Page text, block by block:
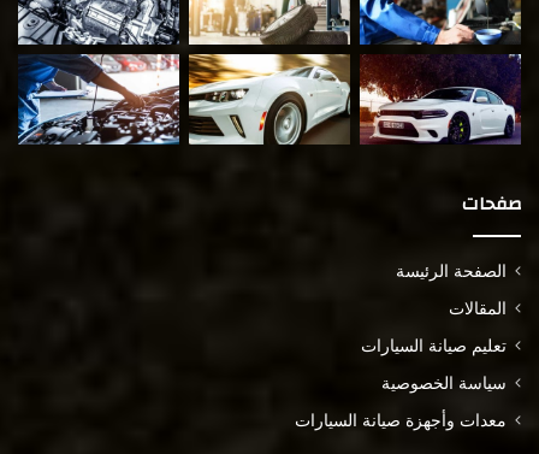
صفحات
الصفحة الرئيسة
المقالات
تعليم صيانة السيارات
سياسة الخصوصية
معدات وأجهزة صيانة السيارات